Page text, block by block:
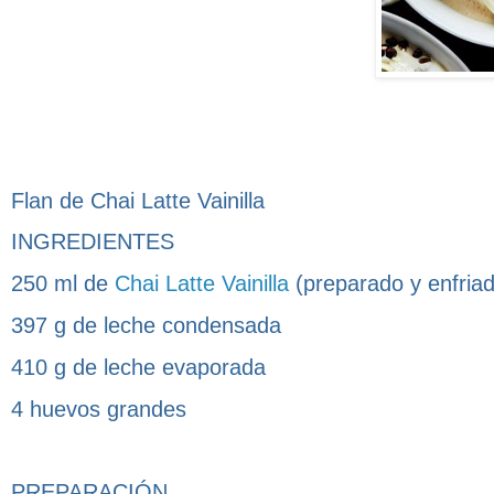
Flan de Chai Latte Vainilla
INGREDIENTES
250 ml de Chai Latte Vainilla (preparado y
397 g de leche condensada
410 g de leche evaporada
4 huevos grandes